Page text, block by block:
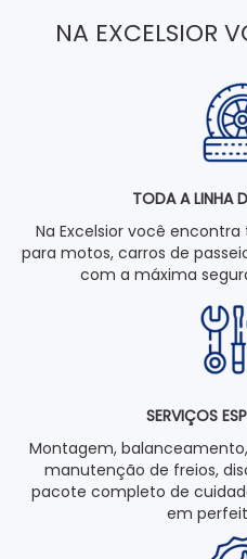
NA EXCELSIOR
TODA A LINHA
Na Excelsior você
para motos, carros de
com a máxima
SERVIÇOS
Montagem,
manutenção de freios,
pacote completo de
em